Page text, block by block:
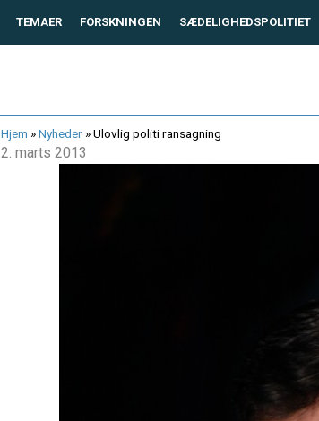
TEMAER FORSKNINGEN SÆDELIGHEDSPOLITIET
Hjem »Nyheder»Ulovlig politi ransagning
2. marts 2013